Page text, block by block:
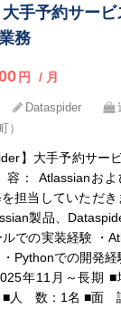
手予約サー
務
円 / 月
Dataspider
）
】大手予約サー
： Atlassianおよ
担当していただ
製品、
での実装経験 ・
Pythonでの開発経
年11月～長期
■人 数：1名 ■面